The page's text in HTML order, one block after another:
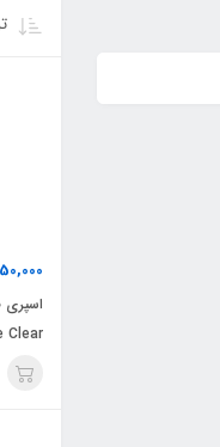
اسپری
Clear